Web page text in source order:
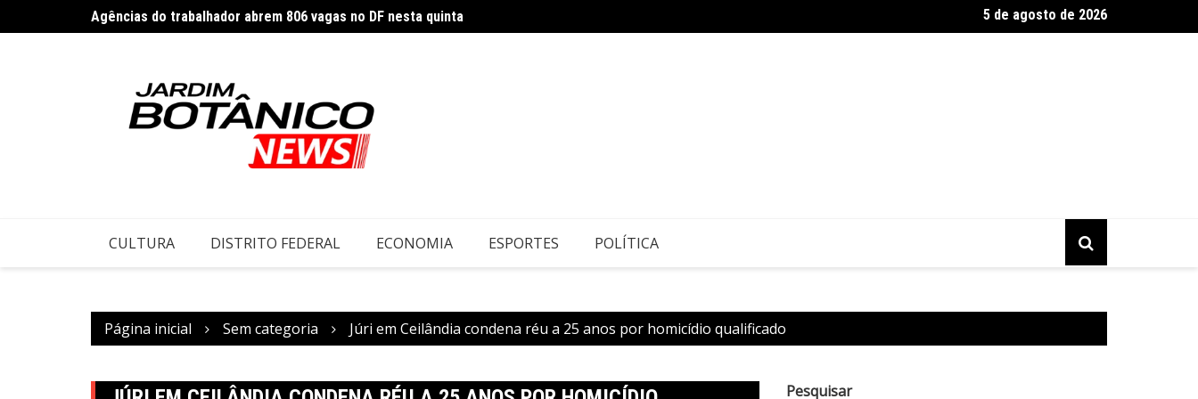
para
Agências do trabalhador abrem 806 vagas no DF nesta quinta Cruzeiro, Grêmio, Santos e Atlético-MG avançam na Copa do Brasil
5 de agosto de 2026
CULTURA DISTRITO FEDERAL ECONOMIA ESPORTES POLÍTICA
Página inicial Sem categoria Júri em Ceilândia condena réu a 25 anos por homicídio qualificado
Pesquisar